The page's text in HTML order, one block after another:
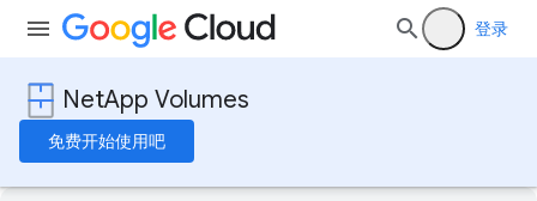
登录
NetApp Volumes
免费开始使用吧